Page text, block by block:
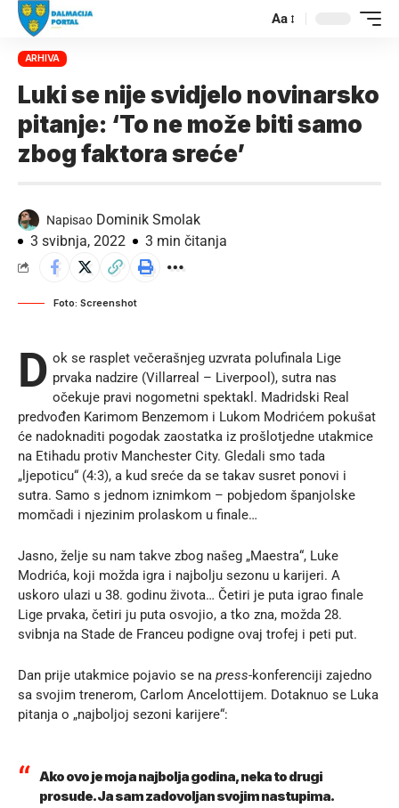
Aa
ARHIVA
Luki se nije svidjelo novinarsko
pitanje: ‘To ne može biti samo
zbog faktora sreće’
Napisao Dominik Smolak
3 svibnja, 2022
3 min čitanja
Foto: Screenshot
D ok se rasplet večerašnjeg uzvrata polufinala Lige
prvaka nadzire (Villarreal – Liverpool), sutra nas
očekuje pravi nogometni spektakl. Madridski Real
predvođen Karimom Benzemom i Lukom Modrićem pokušat
će nadoknaditi pogodak zaostatka iz prošlotjedne utakmice
na Etihadu protiv Manchester City. Gledali smo tada
„ljepoticu“ (4:3), a kud sreće da se takav susret ponovi i
sutra. Samo s jednom iznimkom – pobjedom španjolske
momčadi i njezinim prolaskom u finale…
Jasno, želje su nam takve zbog našeg „Maestra“, Luke
Modrića, koji možda igra i najbolju sezonu u karijeri. A
uskoro ulazi u 38. godinu života… Četiri je puta igrao finale
Lige prvaka, četiri ju puta osvojio, a tko zna, možda 28.
svibnja na Stade de Franceu podigne ovaj trofej i peti put.
Dan prije utakmice pojavio se na press-konferenciji zajedno
sa svojim trenerom, Carlom Ancelottijem. Dotaknuo se Luka
pitanja o „najboljoj sezoni karijere“:
Ako ovo je moja najbolja godina, neka to drugi
prosude. Ja sam zadovoljan svojim nastupima.